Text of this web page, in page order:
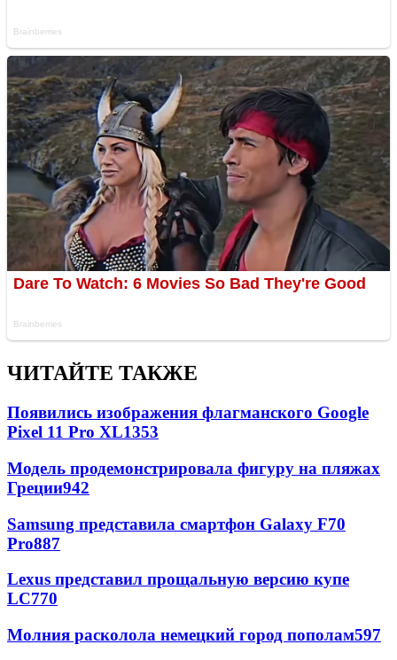
ЧИТАЙТЕ ТАКЖЕ
Появились изображения флагманского Google
Pixel 11 Pro XL1353
Модель продемонстрировала фигуру на пляжах
Греции942
Samsung представила смартфон Galaxy F70
Pro887
Lexus представил прощальную версию купе
LC770
Молния расколола немецкий город пополам597